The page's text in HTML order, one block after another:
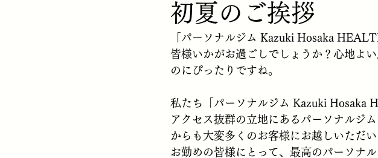
初夏のご挨拶
「パーソナルジム Kazuki Hosaka
皆様いかがお過ごしでしょうか？心地よ
のにぴったりですね。
私たち「パーソナルジム Kazuki Hosaka
アクセス抜群の立地にあるパーソナルジ
からも大変多くのお客様にお越しいただ
お勤めの皆様にとって、最高のパーソナ